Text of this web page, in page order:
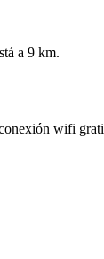
a 9 km.
wifi